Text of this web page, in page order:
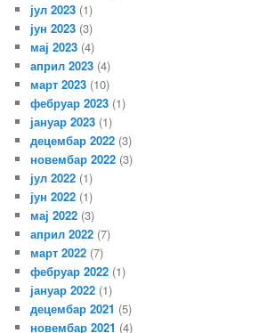
јул 2023 (1)
јун 2023 (3)
мај 2023 (4)
април 2023 (4)
март 2023 (10)
фебруар 2023 (1)
јануар 2023 (1)
децембар 2022 (3)
новембар 2022 (3)
јул 2022 (1)
јун 2022 (1)
мај 2022 (3)
април 2022 (7)
март 2022 (7)
фебруар 2022 (1)
јануар 2022 (1)
децембар 2021 (5)
новембар 2021 (4)